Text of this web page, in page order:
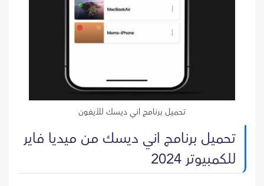
تحميل برنامج اني ديسك للأيفون
تحميل برنامج اني ديسك من ميديا فاير
للكمبيوتر 2024